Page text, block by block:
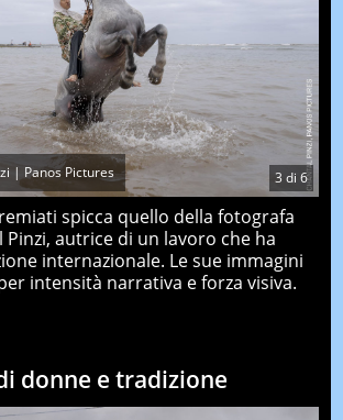
3 di 6
| Panos Pictures
spicca quello della fotografa
Pinzi, autrice di un lavoro che ha
internazionale. Le sue immagini
intensità narrativa e forza visiva.
donne e tradizione